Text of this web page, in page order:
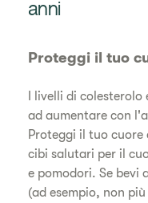
anni
Proteggi il tuo
I livelli di
ad aumentare con
Proteggi il tuo cuore
cibi salutari per il
e pomodori. Se bevi
(ad esempio, non